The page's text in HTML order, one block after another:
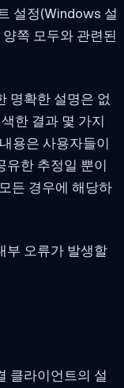
설정(Windows 설
쪽 모두와 관련된
명확한 설명은 없
한 결과 몇 가지
용은 사용자들이
유한 추정일 뿐이
든 경우에 해당하
부 오류가 발생할
클라이언트의 설